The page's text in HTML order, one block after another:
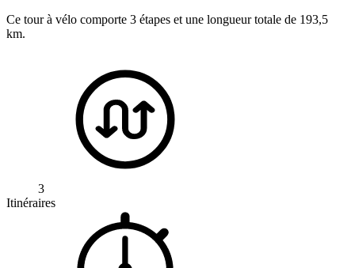
Ce tour à vélo comporte 3 étapes et une longueur totale de 193,5
km.
3
Itinéraires